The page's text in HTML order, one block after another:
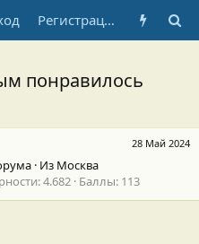
Регистрация
понравилось
28 Май 2024
· Из Москва
4.682 Баллы 113